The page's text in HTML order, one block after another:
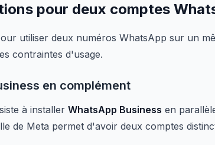
pour deux comptes
utiliser deux numéros WhatsApp sur un
contraintes d'usage.
en complément
à installer WhatsApp Business en
de Meta permet d'avoir deux comptes